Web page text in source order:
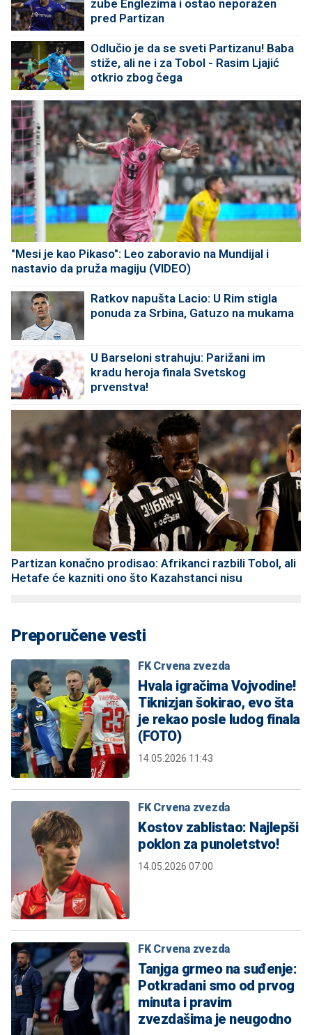
zube Englezima i ostao neporažen
pred Partizan
Odlučio je da se sveti Partizanu! Baba
stiže, ali ne i za Tobol - Rasim Ljajić
otkrio zbog čega
"Mesi je kao Pikaso": Leo zaboravio na Mundijal i
nastavio da pruža magiju (VIDEO)
Ratkov napušta Lacio: U Rim stigla
ponuda za Srbina, Gatuzo na mukama
U Barseloni strahuju: Parižani im
kradu heroja finala Svetskog
prvenstva!
Partizan konačno prodisao: Afrikanci razbili Tobol, ali
Hetafe će kazniti ono što Kazahstanci nisu
Preporučene vesti
FK Crvena zvezda
Hvala igračima Vojvodine!
Tiknizjan šokirao, evo šta
je rekao posle ludog finala
(FOTO)
14.05.2026 11:43
FK Crvena zvezda
Kostov zablistao: Najlepši
poklon za punoletstvo!
14.05.2026 07:00
FK Crvena zvezda
Tanjga grmeo na suđenje:
Potkradani smo od prvog
minuta i pravim
zvezdašima je neugodno